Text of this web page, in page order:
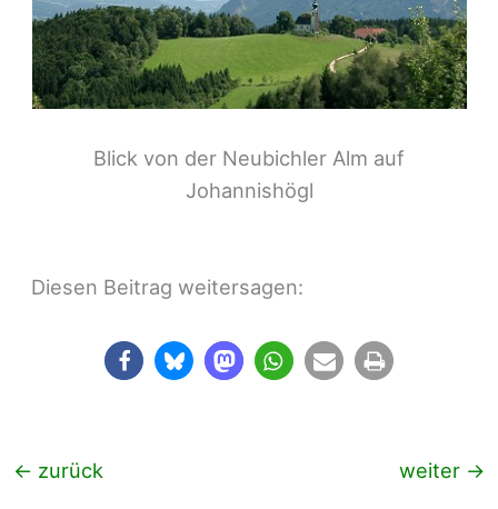
Blick von der Neubichler Alm auf
Johannishögl
Diesen Beitrag weitersagen:
← zurück weiter →